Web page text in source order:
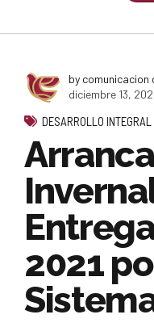
by comunicacion
diciembre 13,
DESARROLLO
2021